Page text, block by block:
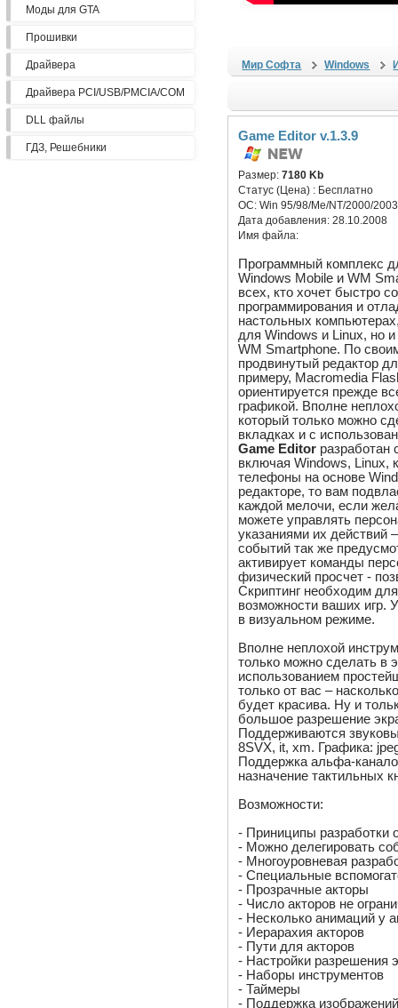
Моды для GTA
Прошивки
Драйвера
Драйвера PCI/USB/PMCIA/COM
DLL файлы
ГДЗ, Решебники
Мир Софта Windows
Game Editor v.1.3.9
Размер:7180 Kb
Статус (Цена) : Бесплатно
ОС:Win 95/98/Me/NT/2000/
Дата добавления:28.10.2008
Имя файла:
Программный комплекс
Windows Mobile и WM
всех, кто хочет быстро
программирования и
настольных
для Windows и Linux, но
WM Smartphone. По
продвинутый редактор
примеру, Macromedia
ориентируется прежде
графикой. Вполне
который только можно
вкладках и с
Game Editor разработан
включая Windows, Linux,
телефоны на основе
редакторе, то вам
каждой мелочи, если
можете управлять
указаниями их действий
событий так же
активирует команды
физический просчет -
Скриптинг необходим
возможности ваших игр.
в визуальном режиме.
Вполне неплохой
только можно сделать в
использованием
только от вас –
будет красива. Ну и
большое разрешение
Поддерживаются
8SVX, it, xm. Графика:
Поддержка альфа-
назначение тактильных
Возможности:
- Приниципы разработки
- Можно делегировать
- Многоуровневая
- Специальные
- Прозрачные акторы
- Число акторов не
- Несколько анимаций у
- Иерарахия акторов
- Пути для акторов
- Настройки разрешения
- Наборы инструментов
- Таймеры
- Поддержка